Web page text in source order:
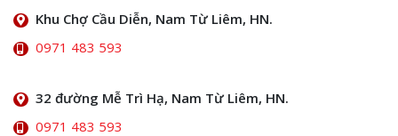
Khu Chợ Cầu Diễn, Nam Từ Liêm, HN.
0971 483 593
32 đường Mễ Trì Hạ, Nam Từ Liêm, HN.
0971 483 593